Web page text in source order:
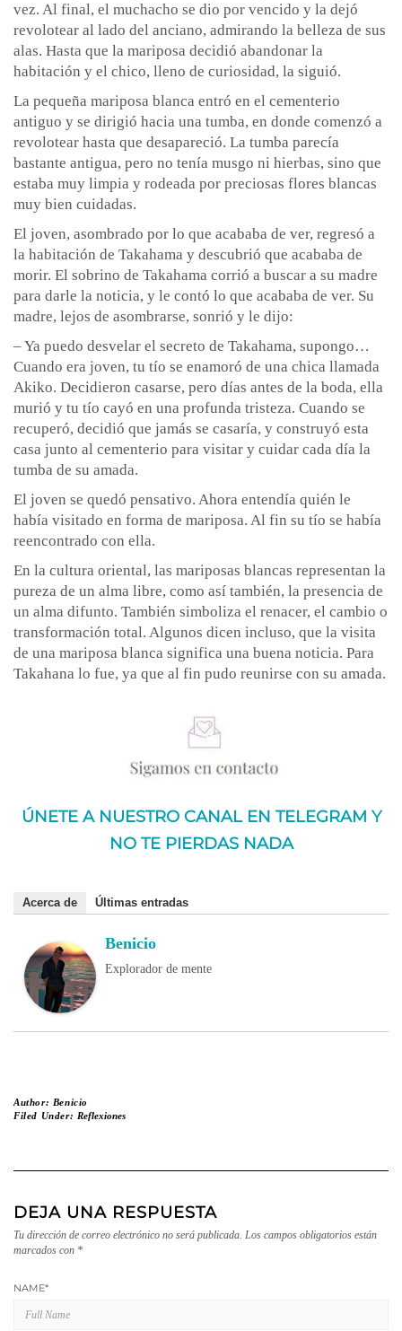
vez. Al final, el muchacho se dio por vencido y la dejó
revolotear al lado del anciano, admirando la belleza de sus
alas. Hasta que la mariposa decidió abandonar la
habitación y el chico, lleno de curiosidad, la siguió.
La pequeña mariposa blanca entró en el cementerio
antiguo y se dirigió hacia una tumba, en donde comenzó a
revolotear hasta que desapareció. La tumba parecía
bastante antigua, pero no tenía musgo ni hierbas, sino que
estaba muy limpia y rodeada por preciosas flores blancas
muy bien cuidadas.
El joven, asombrado por lo que acababa de ver, regresó a
la habitación de Takahama y descubrió que acababa de
morir. El sobrino de Takahama corrió a buscar a su madre
para darle la noticia, y le contó lo que acababa de ver. Su
madre, lejos de asombrarse, sonrió y le dijo:
– Ya puedo desvelar el secreto de Takahama, supongo…
Cuando era joven, tu tío se enamoró de una chica llamada
Akiko. Decidieron casarse, pero días antes de la boda, ella
murió y tu tío cayó en una profunda tristeza. Cuando se
recuperó, decidió que jamás se casaría, y construyó esta
casa junto al cementerio para visitar y cuidar cada día la
tumba de su amada.
El joven se quedó pensativo. Ahora entendía quién le
había visitado en forma de mariposa. Al fin su tío se había
reencontrado con ella.
En la cultura oriental, las mariposas blancas representan la
pureza de un alma libre, como así también, la presencia de
un alma difunto. También simboliza el renacer, el cambio o
transformación total. Algunos dicen incluso, que la visita
de una mariposa blanca significa una buena noticia. Para
Takahana lo fue, ya que al fin pudo reunirse con su amada.
ÚNETE A NUESTRO CANAL EN TELEGRAM Y
NO TE PIERDAS NADA
Acerca de Últimas entradas
Benicio
Explorador de mente
Author: Benicio
Filed Under: Reflexiones
DEJA UNA RESPUESTA
Tu dirección de correo electrónico no será publicada. Los campos obligatorios están
marcados con *
NAME*